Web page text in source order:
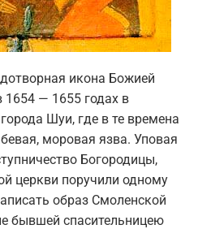
икона Божией
— 1655 годах в
Шуи, где в те времена
моровая язва. Уповая
Богородицы,
церкви поручили одному
образ Смоленской
бывшей спасительницею